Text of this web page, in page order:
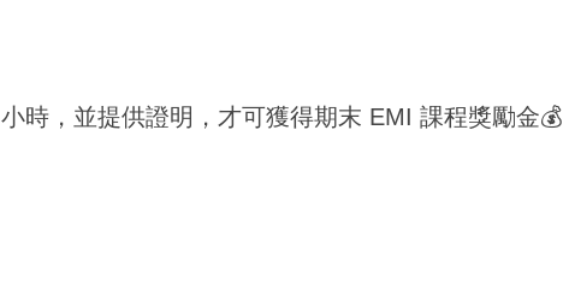
時，並提供證明，才可獲得期末 EMI 課程獎勵金💰